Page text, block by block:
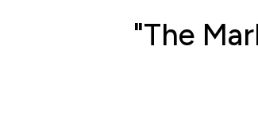
بيت التمويل الكويتي - البحرين يُشارك في مؤتمر "The Market 2.0"